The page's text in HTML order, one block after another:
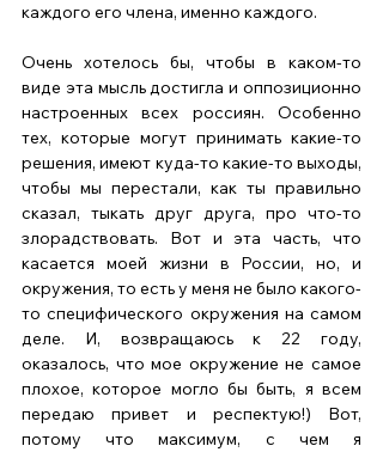
каждого его члена, именно каждого.
Очень хотелось бы, чтобы в каком-то
виде эта мысль достигла и оппозиционно
настроенных всех россиян. Особенно
тех, которые могут принимать какие-то
решения, имеют куда-то какие-то выходы,
чтобы мы перестали, как ты правильно
сказал, тыкать друг друга, про что-то
злорадствовать. Вот и эта часть, что
касается моей жизни в России, но, и
окружения, то есть у меня не было какого-
то специфического окружения на самом
деле. И, возвращаюсь к 22 году,
оказалось, что мое окружение не самое
плохое, которое могло бы быть, я всем
передаю привет и респектую!) Вот,
потому что максимум, с чем я